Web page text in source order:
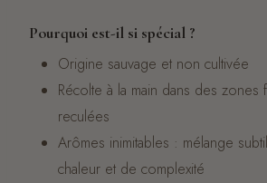
Pourquoi est-il si spécial ?
Origine sauvage et non cultivée
Récolte à la main dans des zones
reculées
Arômes inimitables : mélange
chaleur et de complexité